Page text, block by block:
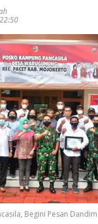
Begini Pesan